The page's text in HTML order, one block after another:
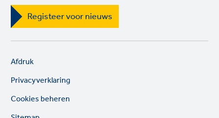
Registeer voor nieuws
Legal
Afdruk
Privacyverklaring
Cookies beheren